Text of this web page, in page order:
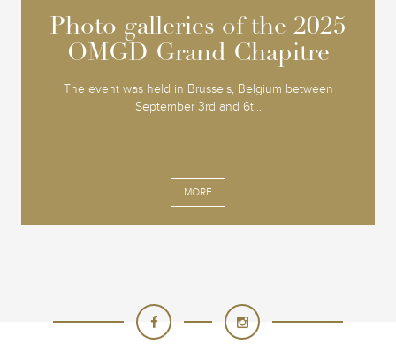
Photo galleries of the 2025
OMGD Grand Chapitre
The event was held in Brussels, Belgium between
September 3rd and 6t...
MORE
Photo galleries of the 2025
OMGD Grand Chapitre